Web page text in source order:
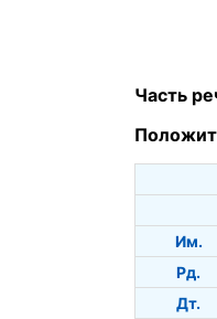
Часть
Им.
Рд.
Дт.